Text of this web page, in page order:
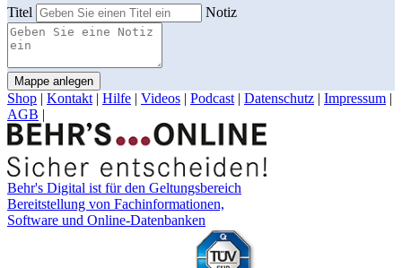
Titel Notiz
Mappe anlegen
Shop | Kontakt | Hilfe | Videos | Podcast | Datenschutz | Impressum |
AGB |
Behr's Digital ist für den Geltungsbereich
Bereitstellung von Fachinformationen,
Software und Online-Datenbanken